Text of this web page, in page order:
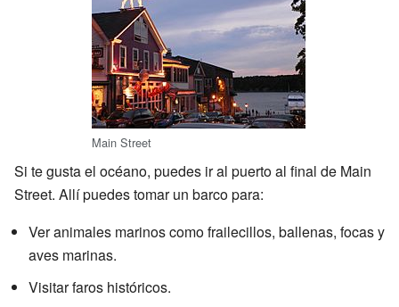
Main Street
Si te gusta el océano, puedes ir al puerto al final de Main
Street. Allí puedes tomar un barco para:
Ver animales marinos como frailecillos, ballenas, focas y
aves marinas.
Visitar faros históricos.